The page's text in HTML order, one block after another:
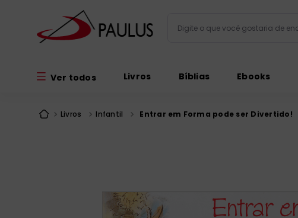
Ver todos Livros Bíblias Ebooks
Livros Infantil Entrar em Forma pode ser Divertido!
patristica